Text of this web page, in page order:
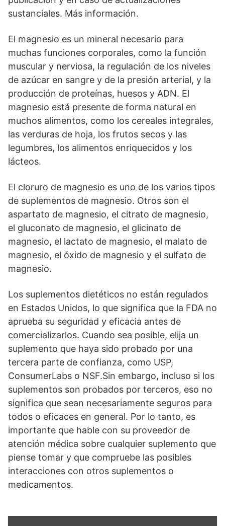
sustanciales. Más información.
El magnesio es un mineral necesario para
muchas funciones corporales, como la función
muscular y nerviosa, la regulación de los niveles
de azúcar en sangre y de la presión arterial, y la
producción de proteínas, huesos y ADN. El
magnesio está presente de forma natural en
muchos alimentos, como los cereales integrales,
las verduras de hoja, los frutos secos y las
legumbres, los alimentos enriquecidos y los
lácteos.
El cloruro de magnesio es uno de los varios tipos
de suplementos de magnesio. Otros son el
aspartato de magnesio, el citrato de magnesio,
el gluconato de magnesio, el glicinato de
magnesio, el lactato de magnesio, el malato de
magnesio, el óxido de magnesio y el sulfato de
magnesio.
Los suplementos dietéticos no están regulados
en Estados Unidos, lo que significa que la FDA no
aprueba su seguridad y eficacia antes de
comercializarlos. Cuando sea posible, elija un
suplemento que haya sido probado por una
tercera parte de confianza, como USP,
ConsumerLabs o NSF.Sin embargo, incluso si los
suplementos son probados por terceros, eso no
significa que sean necesariamente seguros para
todos o eficaces en general. Por lo tanto, es
importante que hable con su proveedor de
atención médica sobre cualquier suplemento que
piense tomar y que compruebe las posibles
interacciones con otros suplementos o
medicamentos.